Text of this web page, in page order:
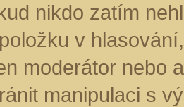
nikdo zatím
v
moderátor nebo
manipulaci s